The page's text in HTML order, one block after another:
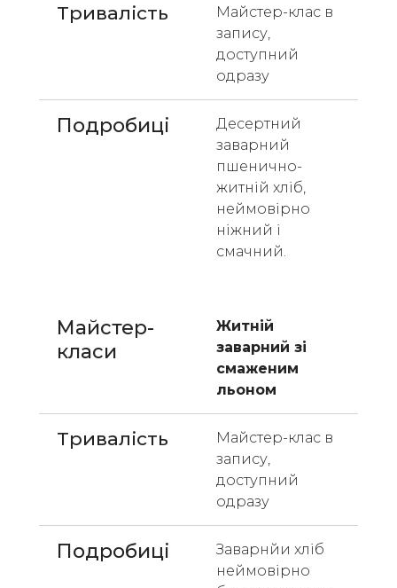
Тривалість
Майстер-клас в
запису,
доступний
одразу
Подробиці
Десертний
заварний
пшенично-
житній хліб,
неймовірно
ніжний і
смачний.
Майстер-
класи
Житній
заварний зі
смаженим
льоном
Тривалість
Майстер-клас в
запису,
доступний
одразу
Подробиці
Заварнйи хліб
неймовірно